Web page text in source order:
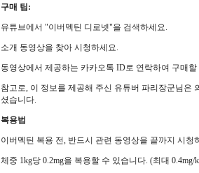
구매 팁:
유튜브에서 "이버멕틴 디로넷"을 검색하세요.
소개 동영상을 찾아 시청하세요.
동영상에서 제공하는 카카오톡 ID로 연락하여 구매할
참고로, 이 정보를 제공해 주신 유튜버 파리장군님은
셨습니다.
복용법
이버멕틴 복용 전, 반드시 관련 동영상을 끝까지 시
체중 1kg당 0.2mg을 복용할 수 있습니다. (최대 0.4mg/